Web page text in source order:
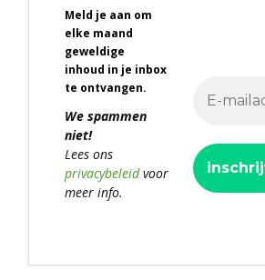
Meld je aan om
elke maand
geweldige
inhoud in je inbox
te ontvangen.
We spammen
niet!
Lees ons
privacybeleidvoor
meer info.